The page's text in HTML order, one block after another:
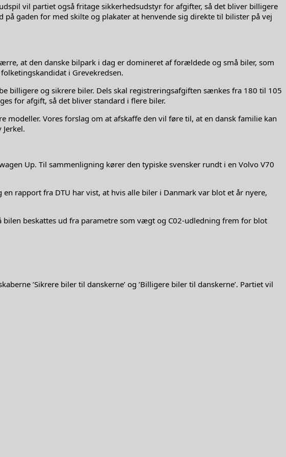
vil partiet også fritage sikkerhedsudstyr for afgifter, så det bliver billigere
gaden for med skilte og plakater at henvende sig direkte til bilister på vej
at den danske bilpark i dag er domineret af forældede og små biler, som
i Grevekredsen.
billigere og sikrere biler. Dels skal registreringsafgiften sænkes fra 180 til 105
for afgift, så det bliver standard i flere biler.
Vores forslag om at afskaffe den vil føre til, at en dansk familie kan
Up. Til sammenligning kører den typiske svensker rundt i en Volvo V70
rapport fra DTU har vist, at hvis alle biler i Danmark var blot et år nyere,
beskattes ud fra parametre som vægt og C02-udledning frem for blot
’Sikrere biler til danskerne’ og ’Billigere biler til danskerne’. Partiet vil